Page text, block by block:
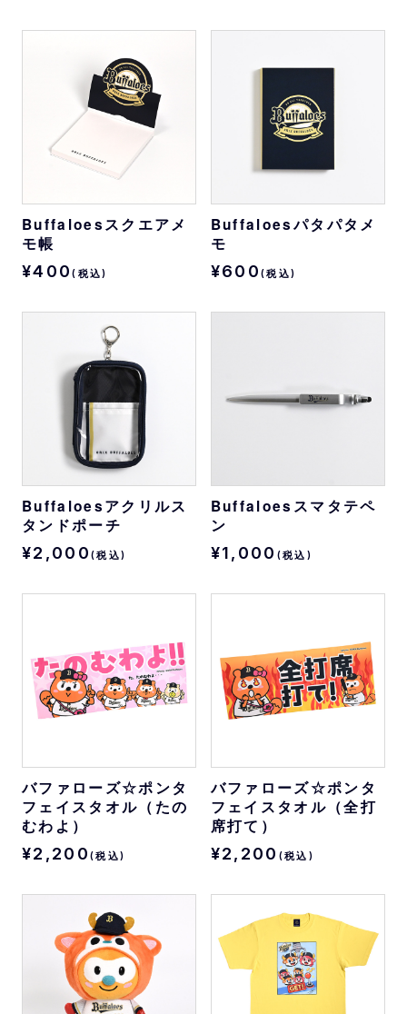
Buffaloesスクエアメ
モ帳
¥400(税込)
Buffaloesパタパタメ
モ
¥600(税込)
Buffaloesアクリルス
タンドポーチ
¥2,000 (税込)
Buffaloesスマタテペ
ン
¥1,000 (税込)
バファローズ☆ポンタ
フェイスタオル（たの
むわよ）
¥2,200 (税込)
バファローズ☆ポンタ
フェイスタオル（全打
席打て）
¥2,200 (税込)